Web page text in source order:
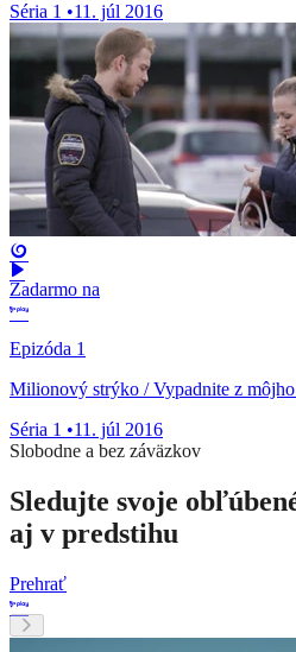
Séria 1 •11. júl 2016
Zadarmo na
Epizóda 1
Milionový strýko / Vypadnite z
Séria 1 •11. júl 2016
Slobodne a bez záväzkov
Sledujte svoje
aj v predstihu
Prehrať